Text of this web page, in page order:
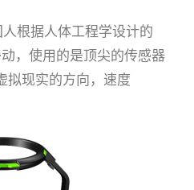
根据人体工程学设计的
，使用的是顶尖的传感器
拟现实的方向，速度